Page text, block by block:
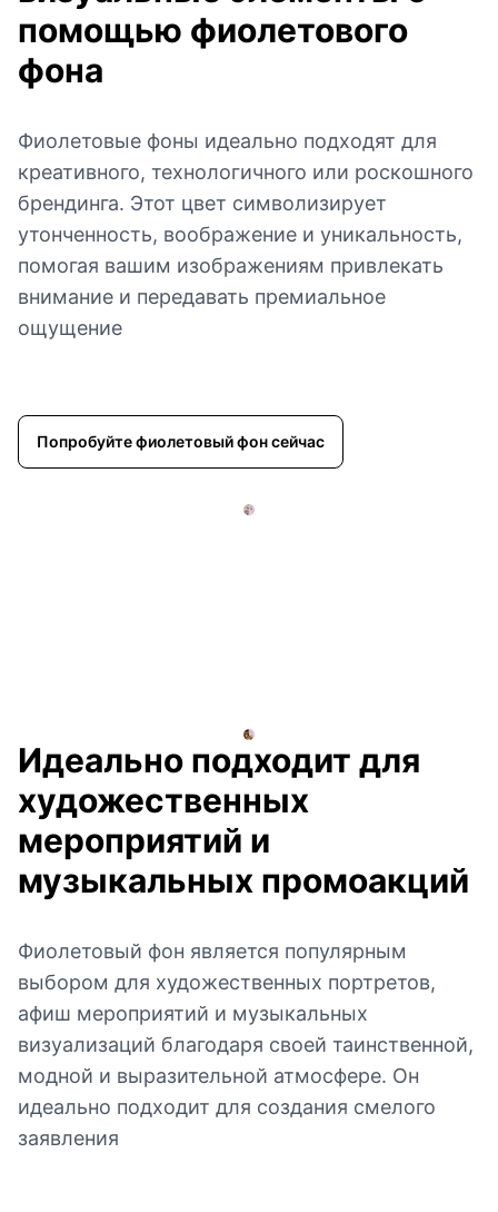
помощью фиолетового
фона
Фиолетовые фоны идеально подходят для
креативного, технологичного или роскошного
брендинга. Этот цвет символизирует
утонченность, воображение и уникальность,
помогая вашим изображениям привлекать
внимание и передавать премиальное
ощущение
Попробуйте фиолетовый фон сейчас
Идеально подходит для
художественных
мероприятий и
музыкальных промоакций
Фиолетовый фон является популярным
выбором для художественных портретов,
афиш мероприятий и музыкальных
визуализаций благодаря своей таинственной,
модной и выразительной атмосфере. Он
идеально подходит для создания смелого
заявления